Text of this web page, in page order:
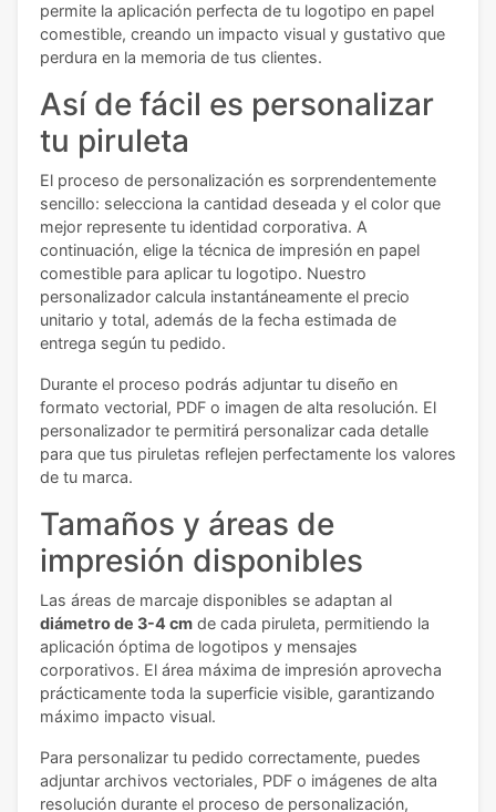
permite la aplicación perfecta de tu logotipo en papel
comestible, creando un impacto visual y gustativo que
perdura en la memoria de tus clientes.
Así de fácil es personalizar
tu piruleta
El proceso de personalización es sorprendentemente
sencillo: selecciona la cantidad deseada y el color que
mejor represente tu identidad corporativa. A
continuación, elige la técnica de impresión en papel
comestible para aplicar tu logotipo. Nuestro
personalizador calcula instantáneamente el precio
unitario y total, además de la fecha estimada de
entrega según tu pedido.
Durante el proceso podrás adjuntar tu diseño en
formato vectorial, PDF o imagen de alta resolución. El
personalizador te permitirá personalizar cada detalle
para que tus piruletas reflejen perfectamente los valores
de tu marca.
Tamaños y áreas de
impresión disponibles
Las áreas de marcaje disponibles se adaptan al
diámetro de 3-4 cm de cada piruleta, permitiendo la
aplicación óptima de logotipos y mensajes
corporativos. El área máxima de impresión aprovecha
prácticamente toda la superficie visible, garantizando
máximo impacto visual.
Para personalizar tu pedido correctamente, puedes
adjuntar archivos vectoriales, PDF o imágenes de alta
resolución durante el proceso de personalización,